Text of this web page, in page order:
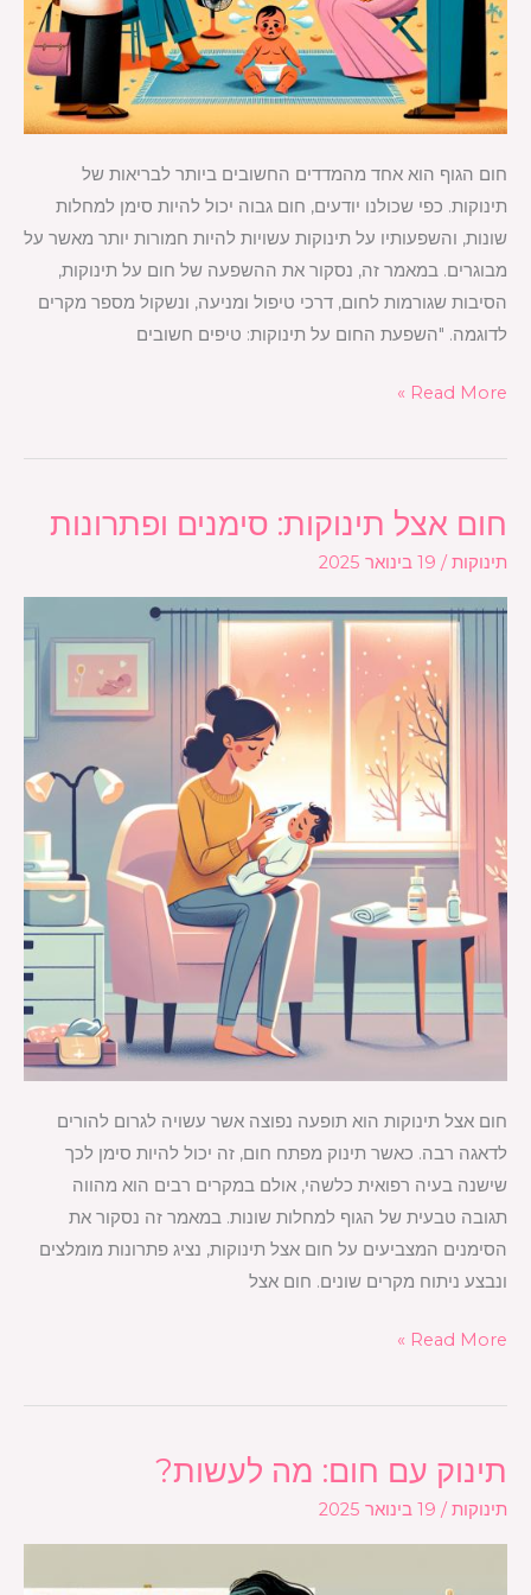
חום הגוף הוא אחד מהמדדים החשובים ביותר לבריאות של
תינוקות. כפי שכולנו יודעים, חום גבוה יכול להיות סימן למחלות
שונות, והשפעותיו על תינוקות עשויות להיות חמורות יותר מאשר על
מבוגרים. במאמר זה, נסקור את ההשפעה של חום על תינוקות,
הסיבות שגורמות לחום, דרכי טיפול ומניעה, ונשקול מספר מקרים
לדוגמה. "השפעת החום על תינוקות: טיפים חשובים
Read More »
חום אצל תינוקות: סימנים ופתרונות
תינוקות/ 19 בינואר 2025
חום אצל תינוקות הוא תופעה נפוצה אשר עשויה לגרום להורים
לדאגה רבה. כאשר תינוק מפתח חום, זה יכול להיות סימן לכך
שישנה בעיה רפואית כלשהי, אולם במקרים רבים הוא מהווה
תגובה טבעית של הגוף למחלות שונות. במאמר זה נסקור את
הסימנים המצביעים על חום אצל תינוקות, נציג פתרונות מומלצים
ונבצע ניתוח מקרים שונים. חום אצל
חום
סימנים
ופתרונות
Read More »
תינוק עם חום: מה לעשות?
תינוקות/ 19 בינואר 2025
תינוק